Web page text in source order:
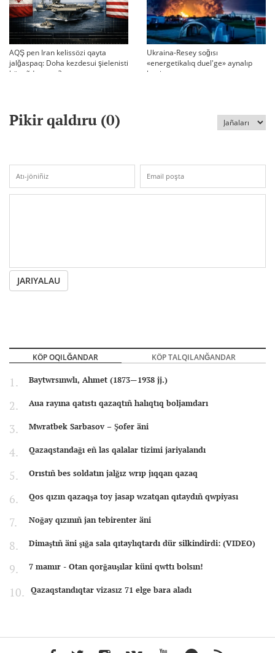
AQŞ pen Iran kelissözi qayta
jalğaspaq: Doha kezdesui şielenisti
bäseñdete me?
Ukraina-Resey soğısı
«energetikalıq duel'ge» aynalıp
ketti
Pikir qaldıru (0)
JARIYALAU
KÖP OQILĞANDAR KÖP TALQILANĞANDAR
Baytwrsınwlı, Ahmet (1873—1938 jj.)
Aua rayına qatıstı qazaqtıñ halıqtıq boljamdarı
Mwratbek Sarbasov – Şofer äni
Qazaqstandağı eñ las qalalar tizimi jariyalandı
Orıstıñ bes soldatın jalğız wrıp jıqqan qazaq
Qos qızın qazaqşa toy jasap wzatqan qıtaydıñ qwpiyası
Noğay qızınıñ jan tebirenter äni
Dimaştıñ äni şığa sala qıtaylıqtardı dür silkindirdi: (VIDEO)
7 mamır - Otan qorğauşılar küni qwttı bolsın!
Qazaqstandıqtar vizasız 71 elge bara aladı